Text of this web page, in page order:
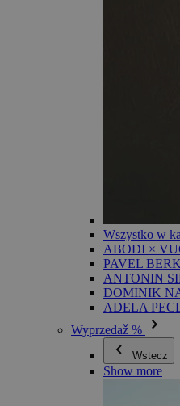
Wszystko w
ABODI ×
PAVEL
ANTONIN
DOMINIK
ADELA
Wyprzedaž %
Wstecz
Show more